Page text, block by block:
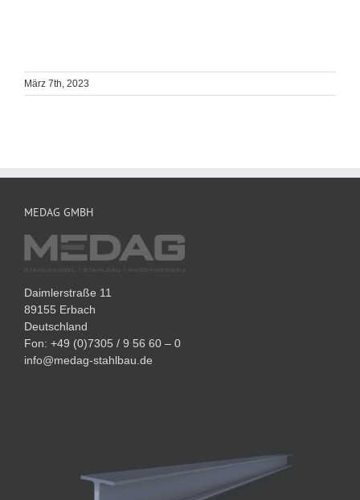
März 7th, 2023
MEDAG GMBH
Daimlerstraße 11
89155 Erbach
Deutschland
Fon: +49 (0)7305 / 9 56 60 – 0
info@medag-stahlbau.de